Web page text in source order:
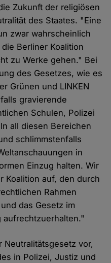
Zukunft der religiösen
des Staates. "Eine
zwar wahrscheinlich
Berliner Koalition
zu Werke gehen." Bei
des Gesetzes, wie es
Grünen und LINKEN
gravierende
Schulen, Polizei
all diesen Bereichen
schlimmstenfalls
in
Einzug halten. Wir
Koalition auf, den durch
Rahmen
das Gesetz im
aufrechtzuerhalten."
Neutralitätsgesetz vor,
in Polizei, Justiz und